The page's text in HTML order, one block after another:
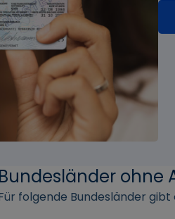
Bundesländer ohne
folgende Bundesländer gibt